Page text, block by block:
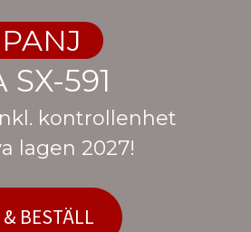
591
kontrollenhet
lagen 2027!
BESTÄLL